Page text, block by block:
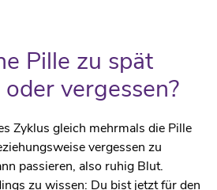
Pille zu spät
vergessen?
Zyklus gleich mehrmals die Pille
vergessen zu
passieren, also ruhig Blut.
zu wissen: Du bist jetzt für den